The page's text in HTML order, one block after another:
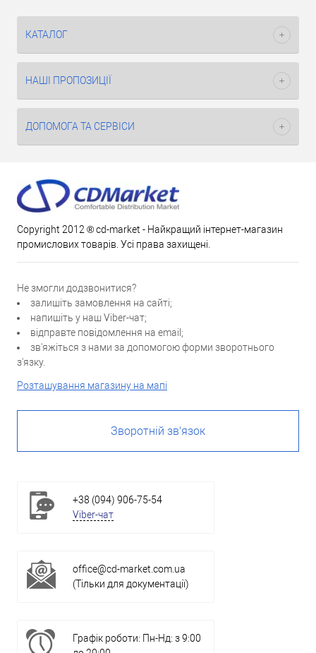
КАТАЛОГ
НАШІ ПРОПОЗИЦІЇ
ДОПОМОГА ТА СЕРВІСИ
Copyright 2012 ® cd-market - Найкращий інтернет-магазин
промислових товарів. Усі права захищені.
Не змогли додзвонитися?
залишіть замовлення на сайті;
напишіть у наш Viber-чат;
відправте повідомлення на email;
зв'яжіться з нами за допомогою форми зворотнього
з'язку.
Розташування магазину на мапі
Зворотній зв'язок
+38 (094) 906-75-54
Viber-чат
office@cd-market.com.ua
(Тільки для документації)
Графік роботи: Пн-Нд: з 9:00